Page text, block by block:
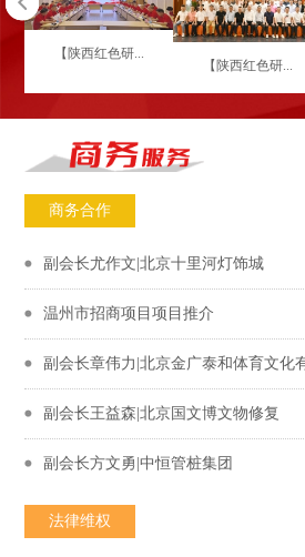
【陕西红色研...
【陕西红色研...
商务合作
副会长尤作文|北京十里河灯饰城
温州市招商项目项目推介
副会长章伟力|北京金广泰和体育文化
副会长王益森|北京国文博文物修复
副会长方文勇|中恒管桩集团
法律维权